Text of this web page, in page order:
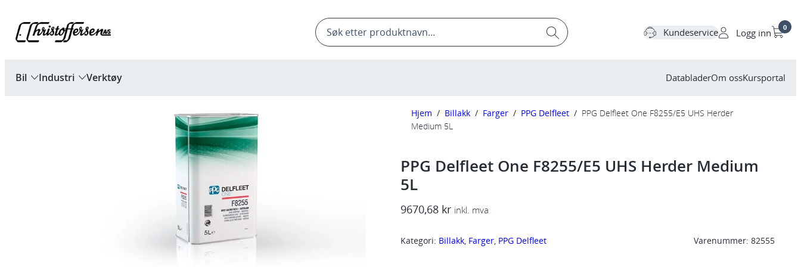
innhold
Products
search Kundeservice Logg inn 0
Bil Industri Verktøy DatabladerOm ossKursportal
Hjem / Billakk / Farger / PPG Delfleet / PPG Delfleet One F8255/E5 UHS Herder
Medium 5L
PPG Delfleet One F8255/E5 UHS Herder Medium
5L
9670,68 kr inkl. mva
Kategori: Billakk, Farger, PPG Delfleet Varenummer: 82555